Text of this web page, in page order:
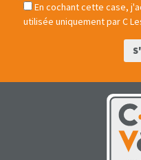
En cochant cette case,
utilisée uniquement par C